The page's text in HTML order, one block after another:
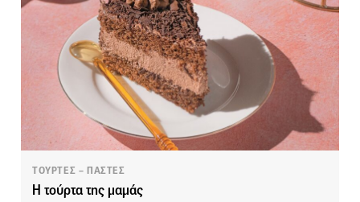
ΤΟΥΡΤΕΣ – ΠΑΣΤΕΣ
Η τούρτα της μαμάς